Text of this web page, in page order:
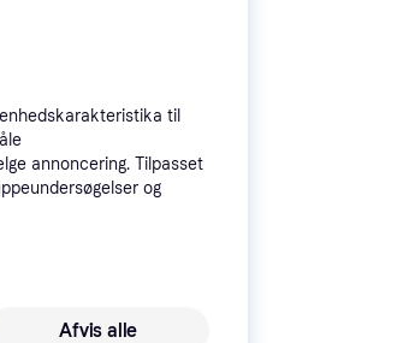
E10.11 Oragnic
Pad
til
annoncering. Tilpasset
og
Afvis alle